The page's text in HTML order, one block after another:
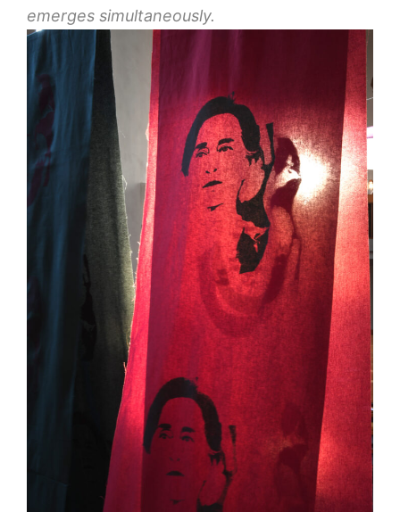
emerges simultaneously.